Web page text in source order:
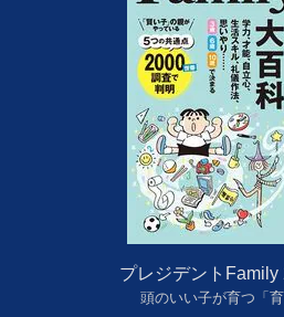
プレジデントFamily
頭のいい子が育つ「